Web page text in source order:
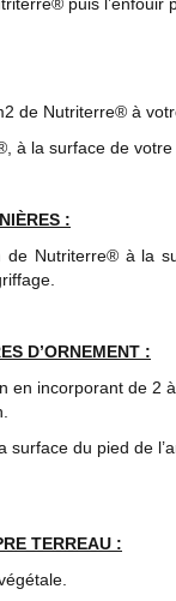
de Nutriterre® à
à la surface de votre
:
Nutriterre® à la
D’ORNEMENT :
en incorporant de 2
du pied de
TERREAU :